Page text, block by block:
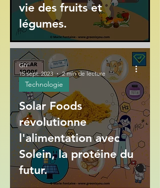
vie des fruits et
légumes.
Solar Foods
révolutionne
l'alimentation avec
Solein, la protéine du
futur.
Technologie
GIY
15 sept. 2023
2 min de lecture